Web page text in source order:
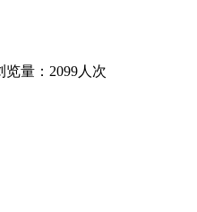
量：2099人次